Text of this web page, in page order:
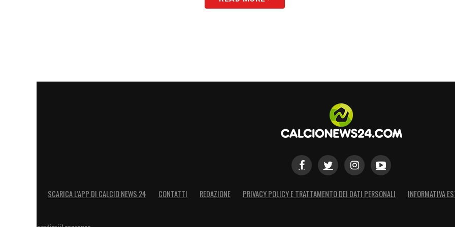
SCARICA L’APP DI CALCIO NEWS 24 CONTATTI REDAZIONE PRIVACY POLICY E TRATTAMENTO DEI DATI PERSONALI INFORMATIVA